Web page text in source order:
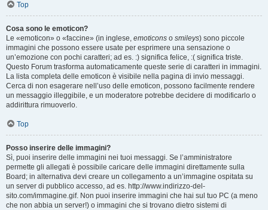
Top
Cosa sono le emoticon?
Le «emoticon» o «faccine» (in inglese, emoticons o smileys) sono piccole
immagini che possono essere usate per esprimere una sensazione o
un’emozione con pochi caratteri; ad es. :) significa felice, :( significa triste.
Questo Forum trasforma automaticamente queste serie di caratteri in immagini.
La lista completa delle emoticon è visibile nella pagina di invio messaggi.
Cerca di non esagerare nell’uso delle emoticon, possono facilmente rendere
un messaggio illeggibile, e un moderatore potrebbe decidere di modificarlo o
addirittura rimuoverlo.
Top
Posso inserire delle immagini?
Sì, puoi inserire delle immagini nei tuoi messaggi. Se l’amministratore
permette gli allegati è possibile caricare delle immagini direttamente sulla
Board; in alternativa devi creare un collegamento a un’immagine ospitata su
un server di pubblico accesso, ad es. http://www.indirizzo-del-
sito.com/immagine.gif. Non puoi inserire immagini che hai sul tuo PC (a meno
che non abbia un server!) o immagini che si trovano dietro sistemi di